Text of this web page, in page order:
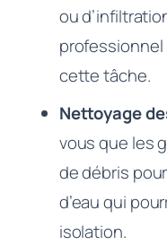
ou
cette tâche.
Nettoyage
vous que les
de débris
d’eau qui
isolation.